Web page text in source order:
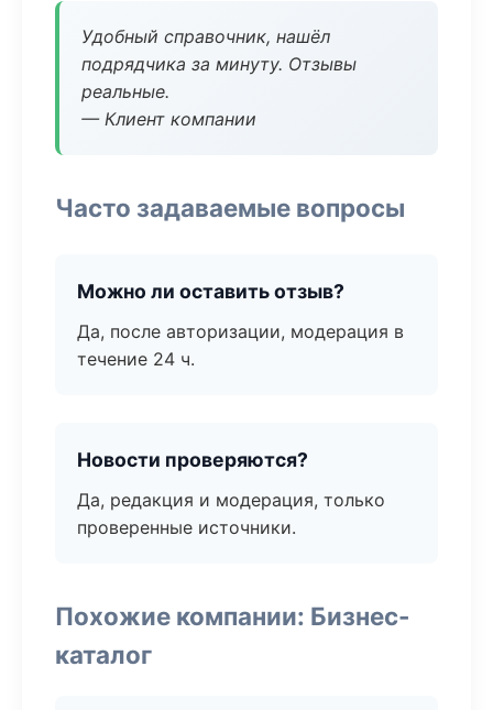
Удобный справочник, нашёл
подрядчика за минуту. Отзывы
реальные.
— Клиент компании
Часто задаваемые вопросы
Можно ли оставить отзыв?
Да, после авторизации, модерация в
течение 24 ч.
Новости проверяются?
Да, редакция и модерация, только
проверенные источники.
Похожие компании: Бизнес-
каталог